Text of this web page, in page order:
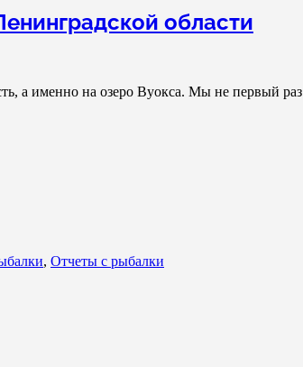
области
а именно на озеро Вуокса. Мы не первый раз
, Отчеты с рыбалки